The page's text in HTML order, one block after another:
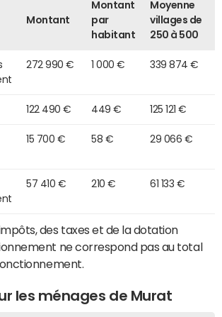
Montant
Montant
par
habitant
Moyenne
villages de
250 à 500
272 990 € 1 000 € 339 874 €
122 490 € 449 € 125 121 €
15 700 € 58 € 29 066 €
57 410 € 210 € 61 133 €
des taxes et de la dotation
ne correspond pas au total
les ménages de Murat